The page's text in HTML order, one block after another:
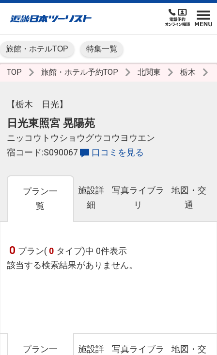
旅館・ホテルTOP 特集一覧
TOP 旅館・ホテル予約TOP 北関東 栃木
【栃木 日光】
日光東照宮 晃陽苑
ニッコウトウショウグウコウヨウエン
宿コード:S090067
口コミを見る
プラン一
覧
施設詳
細
写真ライブラ
リ
地図・交
通
0 プラン( 0 タイプ)中 0件表示
該当する検索結果がありません。
プラン一
施設詳
写真ライブラ
地図・交